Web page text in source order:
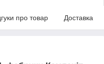
про товар Доставка